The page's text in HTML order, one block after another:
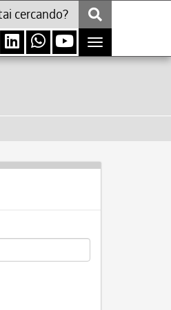
Toggle
navigation